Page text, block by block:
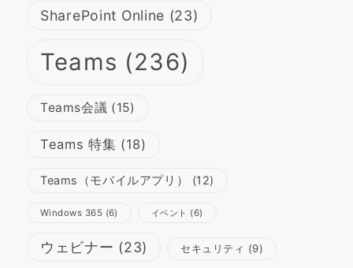
SharePoint Online (23)
Teams (236)
Teams会議 (15)
Teams 特集 (18)
Teams（モバイルアプリ） (12)
Windows 365 (6) イベント (6)
ウェビナー (23) セキュリティ (9)